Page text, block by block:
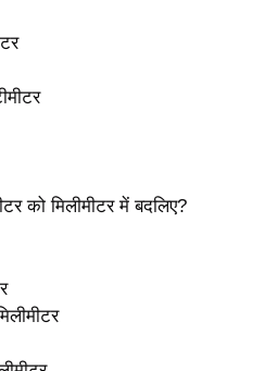
को मिलीमीटर में बदलिए?